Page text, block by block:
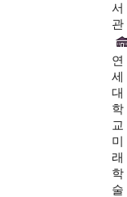
서
관
연
세
대
학
교
미
래
학
술